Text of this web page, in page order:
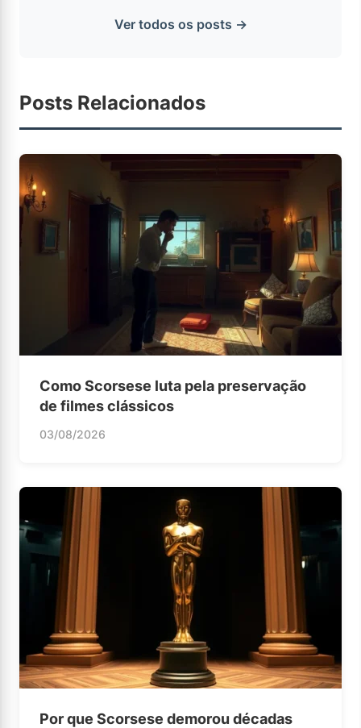
Ver todos os posts →
Posts Relacionados
Como Scorsese luta pela preservação
de filmes clássicos
03/08/2026
Por que Scorsese demorou décadas